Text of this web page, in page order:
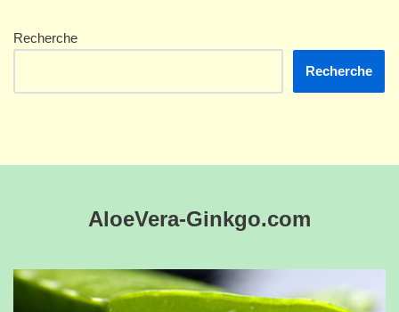
Recherche
Recherche
AloeVera-Ginkgo.com